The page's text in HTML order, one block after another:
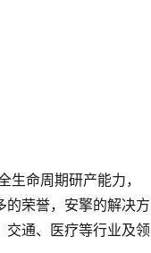
命周期研产能力，
的荣誉，安擎的解决方
交通、医疗等行业及领